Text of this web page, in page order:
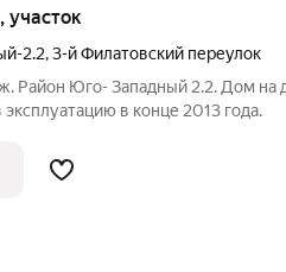
участок
2.2,3-й Филатовский переулок
Район Юго- Западный 2.2. Дом на
в конце 2013 года.